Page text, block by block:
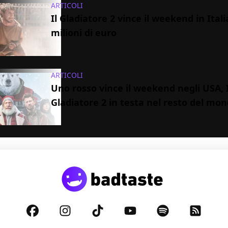
ARTICOLI
Il Gladiatore 2 vince il weekend in Italia
milioni di euro
ARTICOLI
Uno rosso vince il weekend negli USA, Il
Gladiatore 2 in testa nel resto del